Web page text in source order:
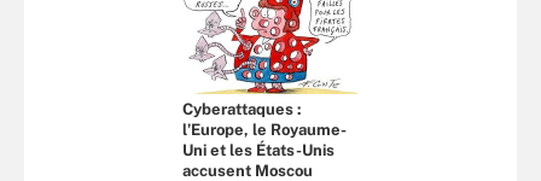
Cyberattaques :
l’Europe, le Royaume-
Uni et les États-Unis
accusent Moscou